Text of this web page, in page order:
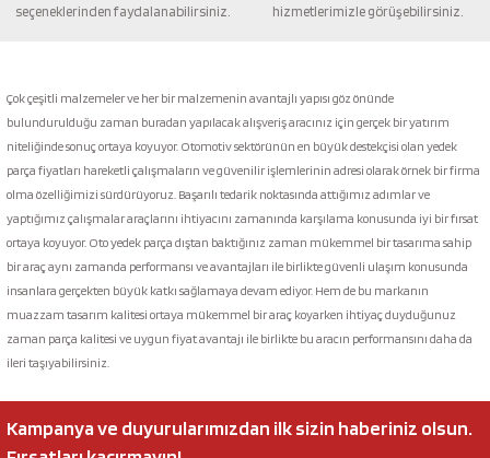
Gönder
seçeneklerinden faydalanabilirsiniz.
hizmetlerimizle görüşebilirsiniz.
Çok çeşitli malzemeler ve her bir malzemenin avantajlı yapısı göz önünde
bulundurulduğu zaman buradan yapılacak alışveriş aracınız için gerçek bir yatırım
niteliğinde sonuç ortaya koyuyor. Otomotiv sektörünün en büyük destekçisi olan yedek
parça fiyatları hareketli çalışmaların ve güvenilir işlemlerinin adresi olarak örnek bir firma
olma özelliğimizi sürdürüyoruz. Başarılı tedarik noktasında attığımız adımlar ve
yaptığımız çalışmalar araçlarını ihtiyacını zamanında karşılama konusunda iyi bir fırsat
ortaya koyuyor. Oto yedek parça dıştan baktığınız zaman mükemmel bir tasarıma sahip
bir araç aynı zamanda performansı ve avantajları ile birlikte güvenli ulaşım konusunda
insanlara gerçekten büyük katkı sağlamaya devam ediyor. Hem de bu markanın
muazzam tasarım kalitesi ortaya mükemmel bir araç koyarken ihtiyaç duyduğunuz
zaman parça kalitesi ve uygun fiyat avantajı ile birlikte bu aracın performansını daha da
ileri taşıyabilirsiniz.
Kampanya ve duyurularımızdan ilk sizin haberiniz olsun.